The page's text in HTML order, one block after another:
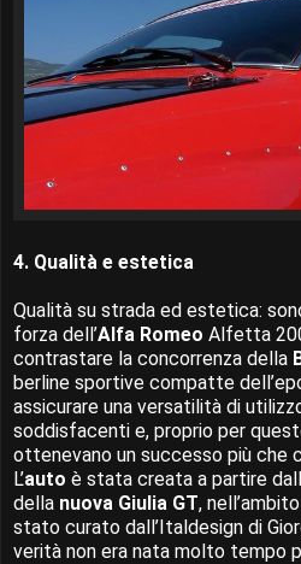
4. Qualità e estetica
Qualità su strada ed estetica:
forza dell’Alfa Romeo Alfetta
contrastare la concorrenza della
berline sportive compatte
assicurare una versatilità di
soddisfacenti e, proprio per
ottenevano un successo più che
L’auto è stata creata a partire
della nuova Giulia GT,
stato curato dall’Italdesign di
verità non era nata molto tempo